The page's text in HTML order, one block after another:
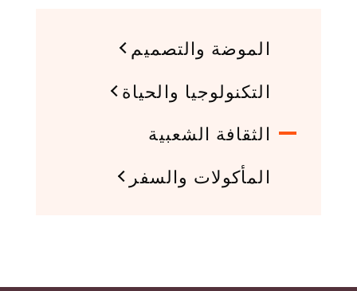
الموضة والتصميم
التكنولوجيا والحياة
الثقافة الشعبية
المأكولات والسفر